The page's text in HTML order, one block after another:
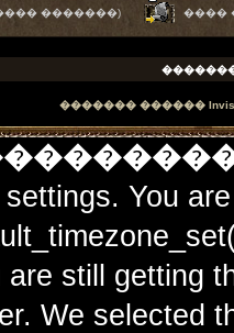
�������)
����
������� ������
You
are still getting
We selected